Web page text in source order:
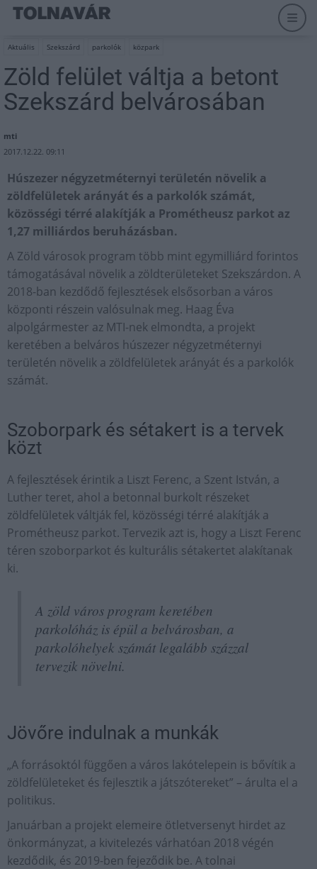
Aktuális Szekszárd parkolók közpark
Zöld felület váltja a betont
Szekszárd belvárosában
mti
2017.12.22. 09:11
Húszezer négyzetméternyi területén növelik a
zöldfelületek arányát és a parkolók számát,
közösségi térré alakítják a Prométheusz parkot az
1,27 milliárdos beruházásban.
A Zöld városok program több mint egymilliárd forintos
támogatásával növelik a zöldterületeket Szekszárdon. A
2018-ban kezdődő fejlesztések elsősorban a város
központi részein valósulnak meg. Haag Éva
alpolgármester az MTI-nek elmondta, a projekt
keretében a belváros húszezer négyzetméternyi
területén növelik a zöldfelületek arányát és a parkolók
számát.
Szoborpark és sétakert is a tervek
közt
A fejlesztések érintik a Liszt Ferenc, a Szent István, a
Luther teret, ahol a betonnal burkolt részeket
zöldfelületek váltják fel, közösségi térré alakítják a
Prométheusz parkot. Tervezik azt is, hogy a Liszt Ferenc
téren szoborparkot és kulturális sétakertet alakítanak
ki.
A zöld város program keretében
parkolóház is épül a belvárosban, a
parkolóhelyek számát legalább százzal
tervezik növelni.
Jövőre indulnak a munkák
„A forrásoktól függően a város lakótelepein is bővítik a
zöldfelületeket és fejlesztik a játszótereket” – árulta el a
politikus.
Januárban a projekt elemeire ötletversenyt hirdet az
önkormányzat, a kivitelezés várhatóan 2018 végén
kezdődik, és 2019-ben fejeződik be. A tolnai